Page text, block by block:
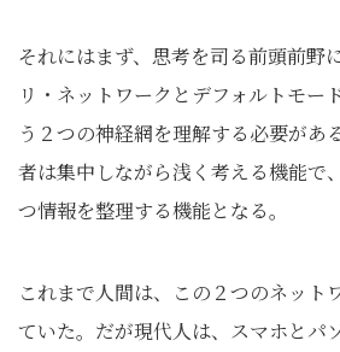
それにはまず、思考を司る前頭前野
リ・ネットワークとデフォルトモー
う２つの神経網を理解する必要があ
者は集中しながら浅く考える機能で
つ情報を整理する機能となる。
これまで人間は、この２つのネット
ていた。だが現代人は、スマホとパ